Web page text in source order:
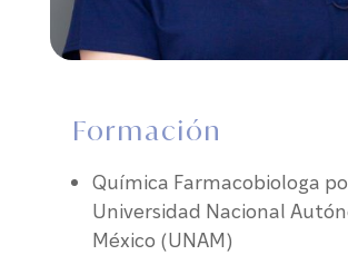
Formación
Química Farmacobiologa
Universidad Nacional
México (UNAM)